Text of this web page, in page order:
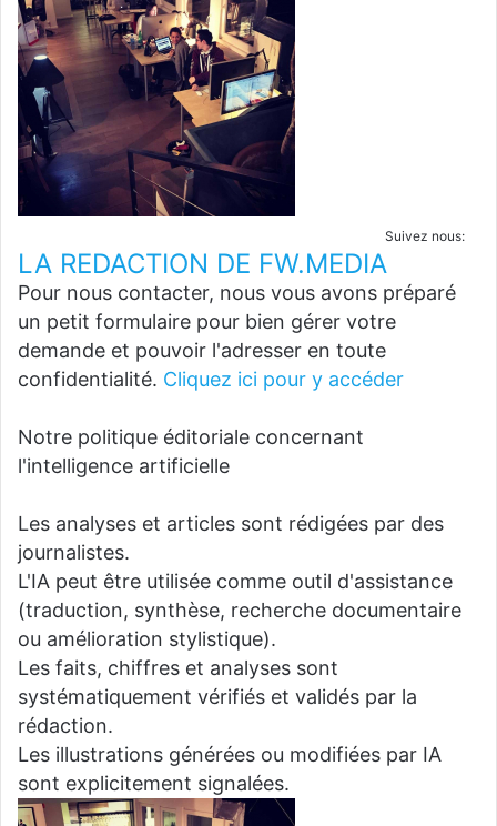
Suivez nous:
LA REDACTION DE FW.MEDIA
Pour nous contacter, nous vous avons préparé
un petit formulaire pour bien gérer votre
demande et pouvoir l'adresser en toute
confidentialité. Cliquez ici pour y accéder
Notre politique éditoriale concernant
l'intelligence artificielle
Les analyses et articles sont rédigées par des
journalistes.
L'IA peut être utilisée comme outil d'assistance
(traduction, synthèse, recherche documentaire
ou amélioration stylistique).
Les faits, chiffres et analyses sont
systématiquement vérifiés et validés par la
rédaction.
Les illustrations générées ou modifiées par IA
sont explicitement signalées.